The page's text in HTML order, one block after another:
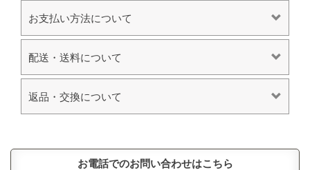
お支払い方法について
配送・送料について
返品・交換について
お電話でのお問い合わせはこちら